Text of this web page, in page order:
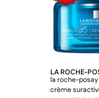
LA ROCHE-
la roche-
crème